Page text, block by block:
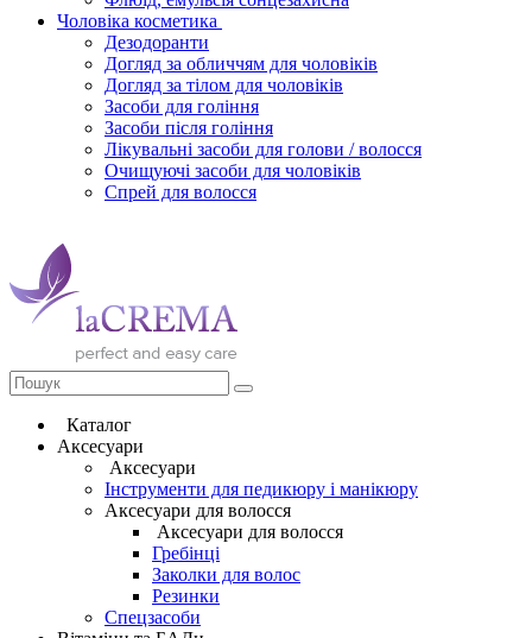
Чоловіка косметика
Дезодоранти
Догляд за обличчям для чоловіків
Догляд за тілом для чоловіків
Засоби для гоління
Засоби після гоління
Лікувальні засоби для голови / волосся
Очищуючі засоби для чоловіків
Спрей для волосся
Каталог
Аксесуари
Аксесуари
Інструменти для педикюру і манікюру
Аксесуари для волосся
Аксесуари для волосся
Гребінці
Заколки для волос
Резинки
Спецзасоби